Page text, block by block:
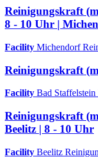
Reinigungskraft
8 - 10 Uhr |
Facility Michendorf
Reinigungskraft
Facility Bad Staffelstein
Reinigungskraft
Beelitz | 8 - 10 Uhr
Facility Beelitz